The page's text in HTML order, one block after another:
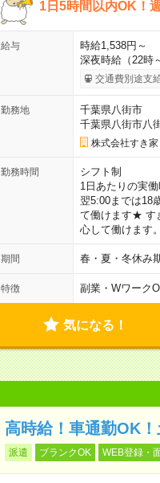
1日5時間以内OK！
給与
時給1,538円～
深夜時給（22時
交通費別途支
勤務地
千葉県八街市
千葉県八街市八
株式会社すき家
勤務時間
シフト制
1日あたりの実
翌5:00までは18
て働けます★ す
心して働けます。
期間 春・夏・冬休み
特徴 副業・Wワーク
気になる！
高時給！車通勤OK
派遣 ブランクOK WEB登録・